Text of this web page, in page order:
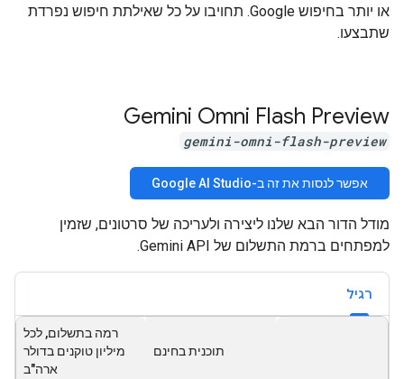
או יותר בחיפוש Google. תחויבו על כל שאילתת חיפוש נפרדת
שתבצעו.
‫Gemini Omni Flash Preview
gemini-omni-flash-preview
אפשר לנסות את זה ב-Google AI Studio
מודל הדור הבא שלנו ליצירה ולעריכה של סרטונים, שזמין
למפתחים ברמת התשלום של Gemini API.
רגיל
תוכנית בחינם
רמה בתשלום, לכל
מיליון טוקנים בדולר
ארה"ב